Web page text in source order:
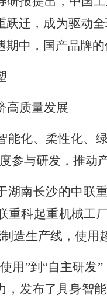
跃迁，成为驱动
期中，国产品牌
高质量发展
能化、柔性化、
参与研发，推动
湖南长沙的中联
重科起重机械工
造生产线，使用
用”到“自主研
，发布了具身智